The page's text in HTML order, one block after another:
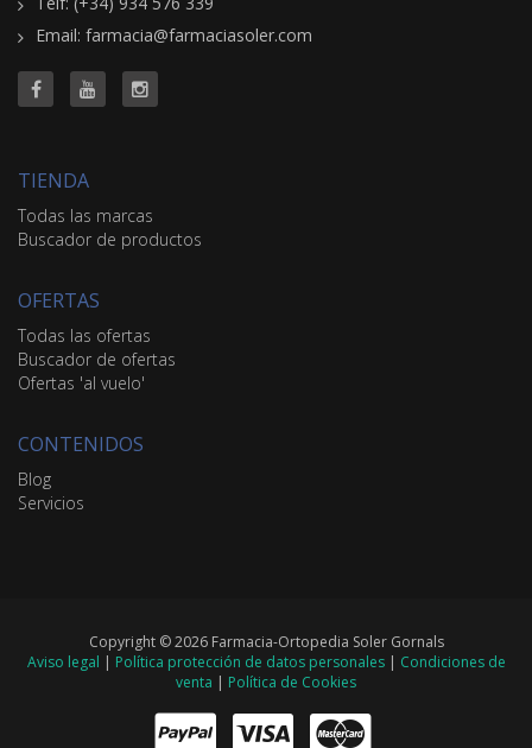
Email: farmacia@farmaciasoler.com
TIENDA
Todas las marcas
Buscador de productos
OFERTAS
Todas las ofertas
Buscador de ofertas
Ofertas 'al vuelo'
CONTENIDOS
Blog
Servicios
Copyright © 2026 Farmacia-Ortopedia Soler Gornals
Aviso legal | Política protección de datos personales| Condiciones de
venta | Política de Cookies